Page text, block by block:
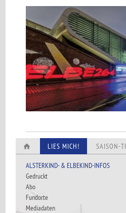
LIES MICH! SAISON-
ALSTERKIND- & ELBEKIND-INFOS
Gedruckt
Abo
Fundorte
Mediadaten